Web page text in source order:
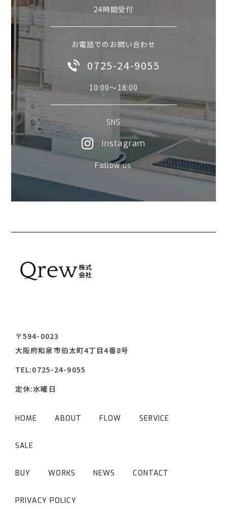
24時間受付
お電話でのお問い合わせ
0725-24-9055
10:00〜18:00
SNS
instagram
Follow us
〒594-0023
大阪府和泉市伯太町4丁目4番8号
TEL:0725-24-9055
定休:水曜日
HOME ABOUT FLOW SERVICE
SALE
BUY WORKS NEWS CONTACT
PRIVACY POLICY